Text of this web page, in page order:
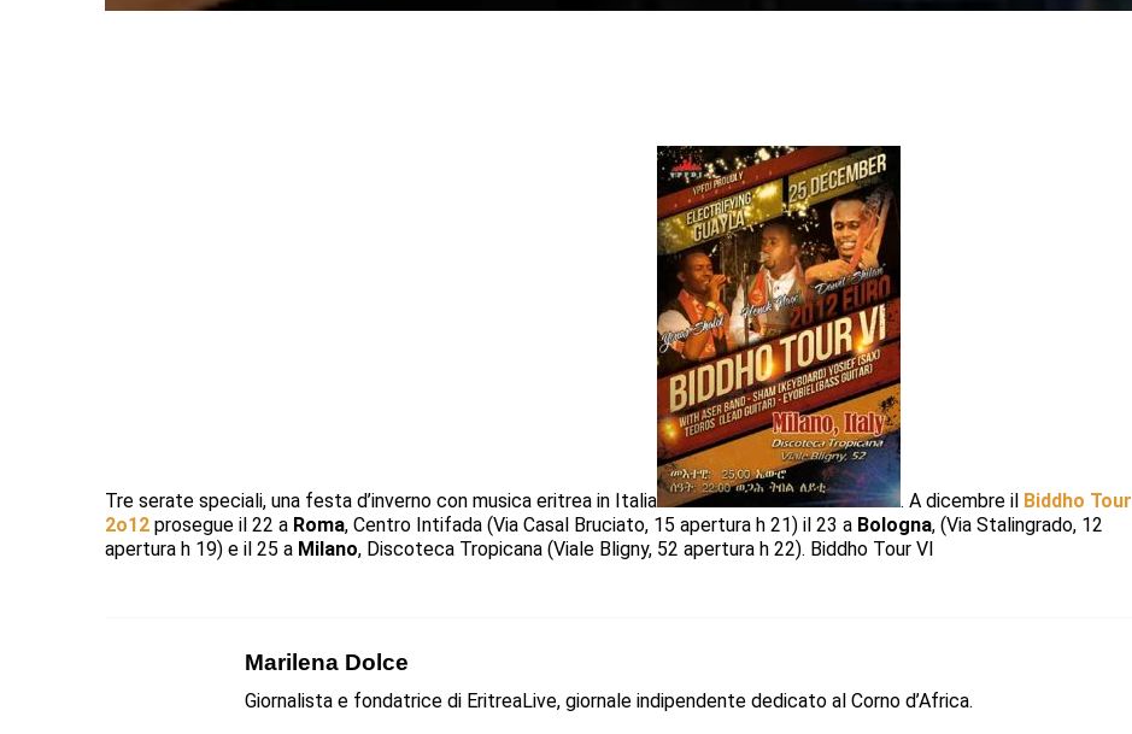
Tre serate speciali, una festa d’inverno con musica eritrea in Italia . A dicembre il Biddho Tour
2o12 prosegue il 22 a Roma, Centro Intifada (Via Casal Bruciato, 15 apertura h 21) il 23 a Bologna, (Via Stalingrado, 12
apertura h 19) e il 25 a Milano, Discoteca Tropicana (Viale Bligny, 52 apertura h 22). Biddho Tour VI
Marilena Dolce
Giornalista e fondatrice di EritreaLive, giornale indipendente dedicato al Corno d’Africa.